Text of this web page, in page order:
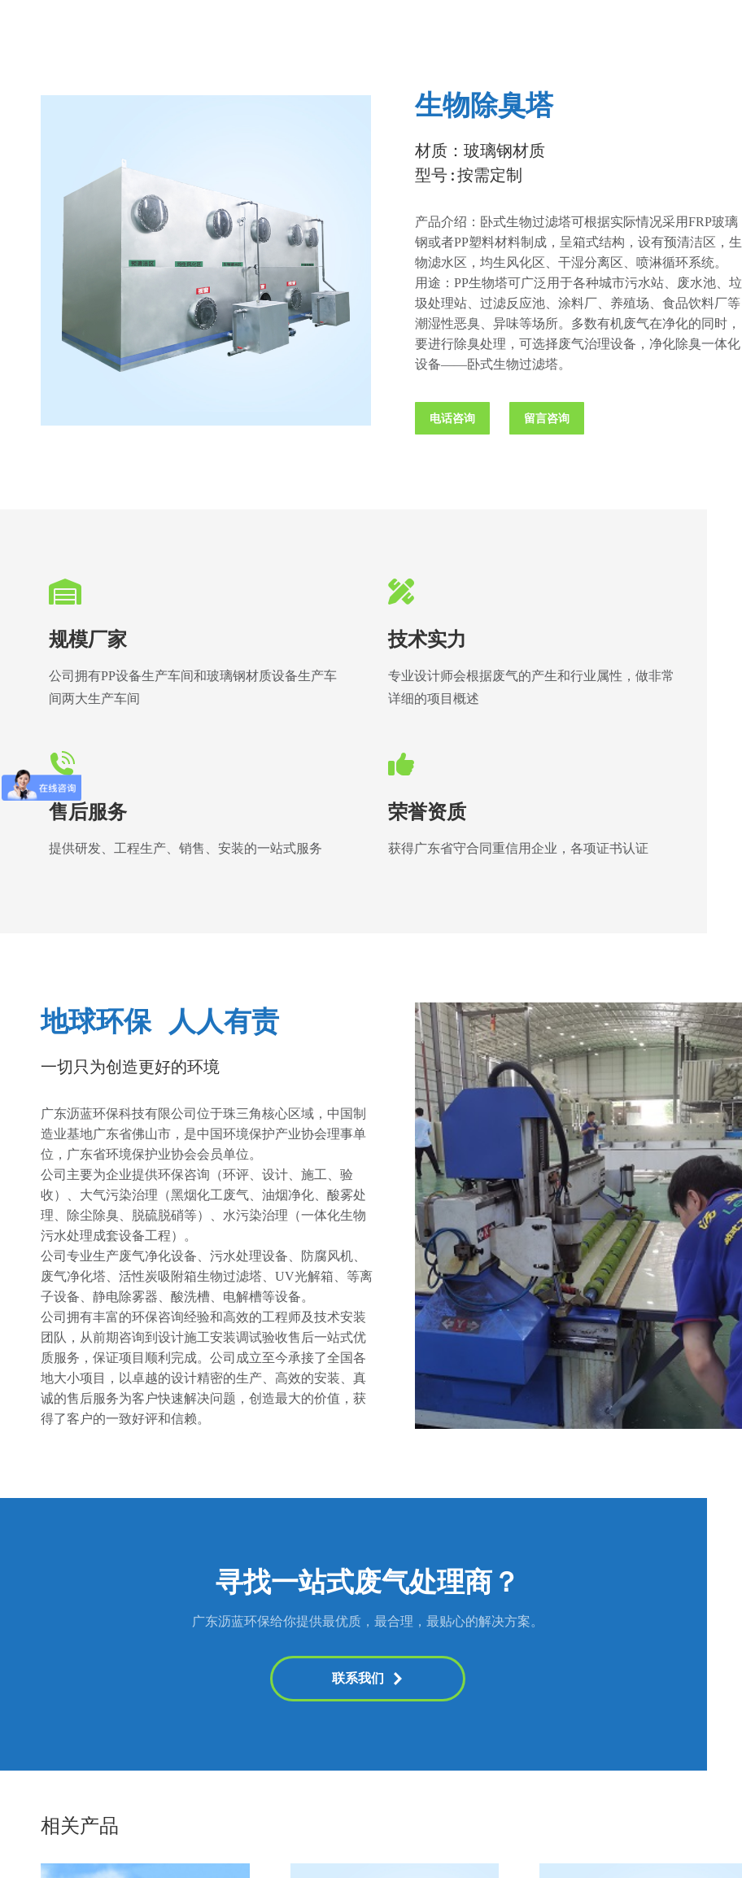
生物除臭塔
材质：玻璃钢材质
型号:按需定制
产品介绍：卧式生物过滤塔可根据实际情况采用FRP玻璃
钢或者PP塑料材料制成，呈箱式结构，设有预清洁区，生
物滤水区，均生风化区、干湿分离区、喷淋循环系统。
用途：PP生物塔可广泛用于各种城市污水站、废水池、垃
圾处理站、过滤反应池、涂料厂、养殖场、食品饮料厂等
潮湿性恶臭、异味等场所。多数有机废气在净化的同时，
要进行除臭处理，可选择废气治理设备，净化除臭一体化
设备——卧式生物过滤塔。
电话咨询 留言咨询
规模厂家
公司拥有PP设备生产车间和玻璃钢材质设备生产车
间两大生产车间
技术实力
专业设计师会根据废气的产生和行业属性，做非常
详细的项目概述
售后服务
提供研发、工程生产、销售、安装的一站式服务
荣誉资质
获得广东省守合同重信用企业，各项证书认证
地球环保 人人有责
一切只为创造更好的环境
广东沥蓝环保科技有限公司位于珠三角核心区域，中国制
造业基地广东省佛山市，是中国环境保护产业协会理事单
位，广东省环境保护业协会会员单位。
公司主要为企业提供环保咨询（环评、设计、施工、验
收）、大气污染治理（黑烟化工废气、油烟净化、酸雾处
理、除尘除臭、脱硫脱硝等）、水污染治理（一体化生物
污水处理成套设备工程）。
公司专业生产废气净化设备、污水处理设备、防腐风机、
废气净化塔、活性炭吸附箱生物过滤塔、UV光解箱、等离
子设备、静电除雾器、酸洗槽、电解槽等设备。
公司拥有丰富的环保咨询经验和高效的工程师及技术安装
团队，从前期咨询到设计施工安装调试验收售后一站式优
质服务，保证项目顺利完成。公司成立至今承接了全国各
地大小项目，以卓越的设计精密的生产、高效的安装、真
诚的售后服务为客户快速解决问题，创造最大的价值，获
得了客户的一致好评和信赖。
寻找一站式废气处理商？
广东沥蓝环保给你提供最优质，最合理，最贴心的解决方案。
联系我们
相关产品